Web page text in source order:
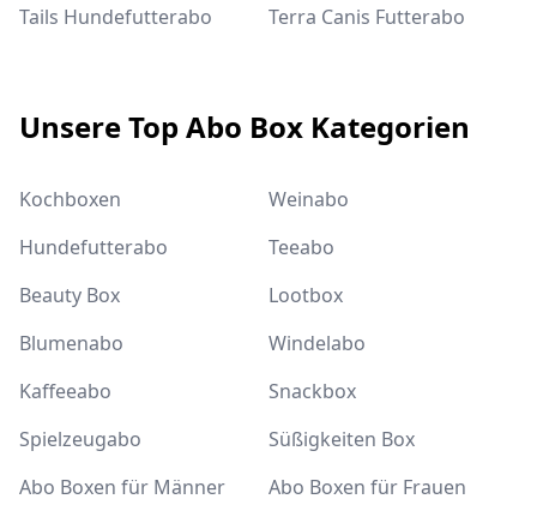
Tails Hundefutterabo
Terra Canis Futterabo
Unsere Top Abo Box Kategorien
Kochboxen
Weinabo
Hundefutterabo
Teeabo
Beauty Box
Lootbox
Blumenabo
Windelabo
Kaffeeabo
Snackbox
Spielzeugabo
Süßigkeiten Box
Abo Boxen für Männer
Abo Boxen für Frauen